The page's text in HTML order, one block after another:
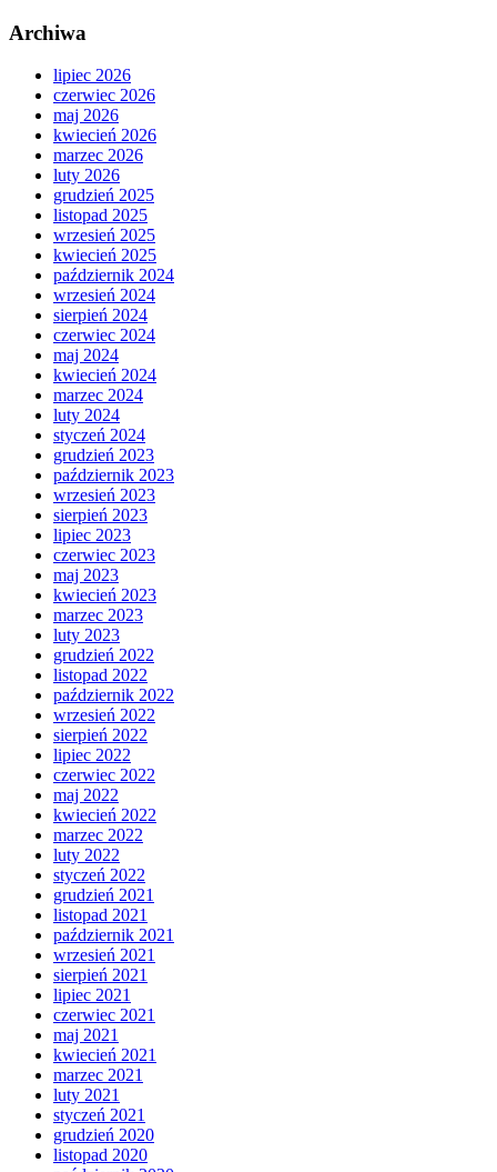
Archiwa
lipiec 2026
czerwiec 2026
maj 2026
kwiecień 2026
marzec 2026
luty 2026
grudzień 2025
listopad 2025
wrzesień 2025
kwiecień 2025
październik 2024
wrzesień 2024
sierpień 2024
czerwiec 2024
maj 2024
kwiecień 2024
marzec 2024
luty 2024
styczeń 2024
grudzień 2023
październik 2023
wrzesień 2023
sierpień 2023
lipiec 2023
czerwiec 2023
maj 2023
kwiecień 2023
marzec 2023
luty 2023
grudzień 2022
listopad 2022
październik 2022
wrzesień 2022
sierpień 2022
lipiec 2022
czerwiec 2022
maj 2022
kwiecień 2022
marzec 2022
luty 2022
styczeń 2022
grudzień 2021
listopad 2021
październik 2021
wrzesień 2021
sierpień 2021
lipiec 2021
czerwiec 2021
maj 2021
kwiecień 2021
marzec 2021
luty 2021
styczeń 2021
grudzień 2020
listopad 2020